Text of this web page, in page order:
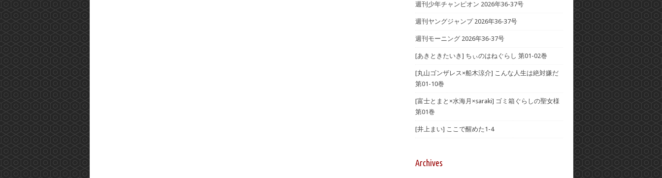
週刊少年チャンピオン 2026年36-37号
週刊ヤングジャンプ 2026年36-37号
週刊モーニング 2026年36-37号
[あきときたいき] ちぃのはねぐらし 第01-02巻
[丸山ゴンザレス×船木涼介] こんな人生は絶対嫌だ
第01-10巻
[富士とまと×水海月×saraki] ゴミ箱ぐらしの聖女様
第01巻
[井上まい] ここで醒めた1-4
Archives